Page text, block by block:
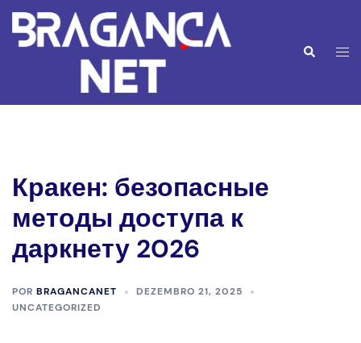
Saltar
para
Pesquisar
Кракен: безопасные
методы доступа к
даркнету 2026
POR BRAGANCANET
DEZEMBRO 21, 2025
UNCATEGORIZED